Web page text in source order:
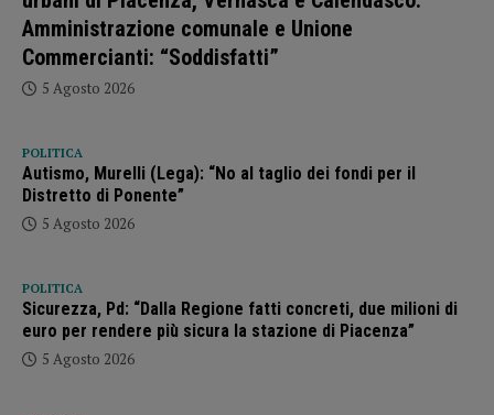
Amministrazione comunale e Unione
Commercianti: “Soddisfatti”
5 Agosto 2026
POLITICA
Autismo, Murelli (Lega): “No al taglio dei fondi per il
Distretto di Ponente”
5 Agosto 2026
POLITICA
Sicurezza, Pd: “Dalla Regione fatti concreti, due milioni di
euro per rendere più sicura la stazione di Piacenza”
5 Agosto 2026